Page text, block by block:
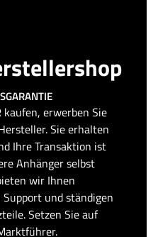
kaufen, erwerben Sie
Sie erhalten
Ihre Transaktion ist
Anhänger selbst
wir Ihnen
und ständigen
Setzen Sie auf